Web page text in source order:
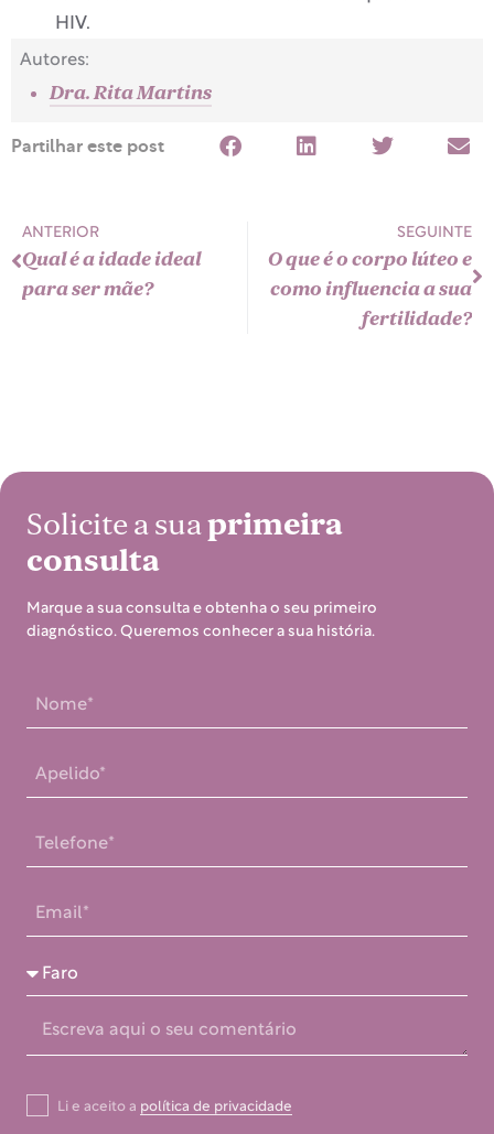
HIV.
Autores:
Dra. Rita Martins
Partilhar este post
ANTERIOR
Qual é a idade ideal
para ser mãe?
SEGUINTE
O que é o corpo lúteo e
como influencia a sua
fertilidade?
Solicite a suaprimeira
consulta
Marque a sua consulta e obtenha o seu primeiro
diagnóstico. Queremos conhecer a sua história.
Li e aceito a política de privacidade